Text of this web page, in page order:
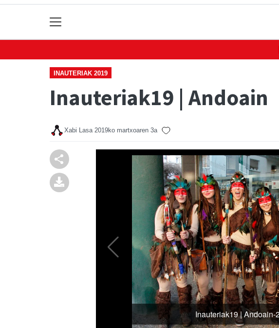
INAUTERIAK 2019
Inauteriak19 | Andoain
Xabi Lasa 2019ko martxoaren 3a